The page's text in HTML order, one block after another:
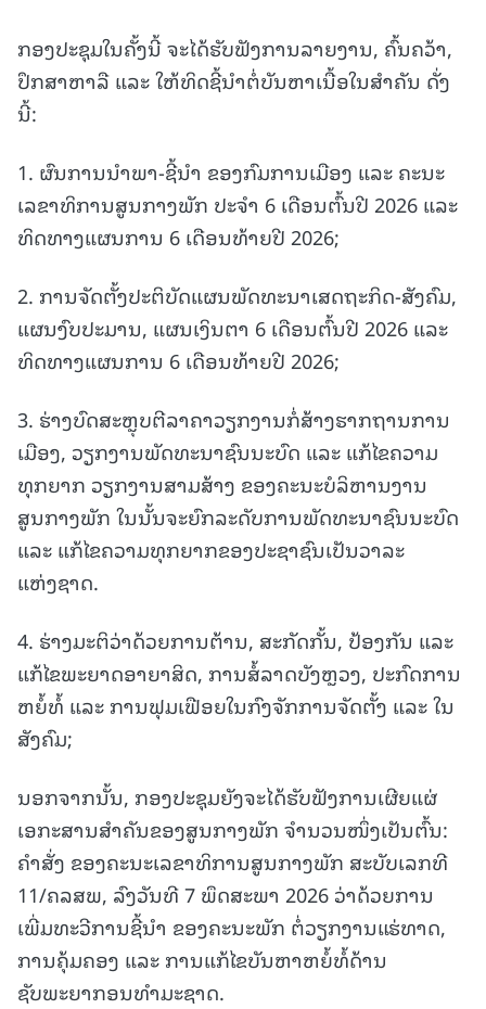
ກອງປະຊຸມໃນຄັ້ງນີ້ ຈະໄດ້ຮັບຟັງການລາຍງານ, ຄົ້ນຄວ້າ,
ປຶກສາຫາລື ແລະ ໃຫ້ທິດຊີ້ນຳຕໍ່ບັນຫາເນື້ອໃນສໍາຄັນ ດັ່ງ
ນີ້:
1. ຜົນການນໍາພາ-ຊີ້ນໍາ ຂອງກົມການເມືອງ ແລະ ຄະນະ
ເລຂາທິການສູນກາງພັກ ປະຈໍາ 6 ເດືອນຕົ້ນປີ 2026 ແລະ
ທິດທາງແຜນການ 6 ເດືອນທ້າຍປີ 2026;
2. ການຈັດຕັ້ງປະຕິບັດແຜນພັດທະນາເສດຖະກິດ-ສັງຄົມ,
ແຜນງົບປະມານ, ແຜນເງິນຕາ 6 ເດືອນຕົ້ນປີ 2026 ແລະ
ທິດທາງແຜນການ 6 ເດືອນທ້າຍປີ 2026;
3. ຮ່າງບົດສະຫຼຸບຕີລາຄາວຽກງານກໍ່ສ້າງຮາກຖານການ
ເມືອງ, ວຽກງານພັດທະນາຊົນນະບົດ ແລະ ແກ້ໄຂຄວາມ
ທຸກຍາກ ວຽກງານສາມສ້າງ ຂອງຄະນະບໍລິຫານງານ
ສູນກາງພັກ ໃນນັ້ນຈະຍົກລະດັບການພັດທະນາຊົນນະບົດ
ແລະ ແກ້ໄຂຄວາມທຸກຍາກຂອງປະຊາຊົນເປັນວາລະ
ແຫ່ງຊາດ.
4. ຮ່າງມະຕິວ່າດ້ວຍການຕ້ານ, ສະກັດກັ້ນ, ປ້ອງກັນ ແລະ
ແກ້ໄຂພະຍາດອາຍາສິດ, ການສໍ້ລາດບັງຫຼວງ, ປະກົດການ
ຫຍໍ້ທໍ້ ແລະ ການຟຸມເຟືອຍໃນກົງຈັກການຈັດຕັ້ງ ແລະ ໃນ
ສັງຄົມ;
ນອກຈາກນັ້ນ, ກອງປະຊຸມຍັງຈະໄດ້ຮັບຟັງການເຜີຍແຜ່
ເອກະສານສຳຄັນຂອງສູນກາງພັກ ຈຳນວນໜຶ່ງເປັນຕົ້ນ:
ຄໍາສັ່ງ ຂອງຄະນະເລຂາທິການສູນກາງພັກ ສະບັບເລກທີ
11/ຄລສພ, ລົງວັນທີ 7 ພຶດສະພາ 2026 ວ່າດ້ວຍການ
ເພີ່ມທະວີການຊີ້ນໍາ ຂອງຄະນະພັກ ຕໍ່ວຽກງານແຮ່ທາດ,
ການຄຸ້ມຄອງ ແລະ ການແກ້ໄຂບັນຫາຫຍໍ້ທໍ້ດ້ານ
ຊັບພະຍາກອນທຳມະຊາດ.